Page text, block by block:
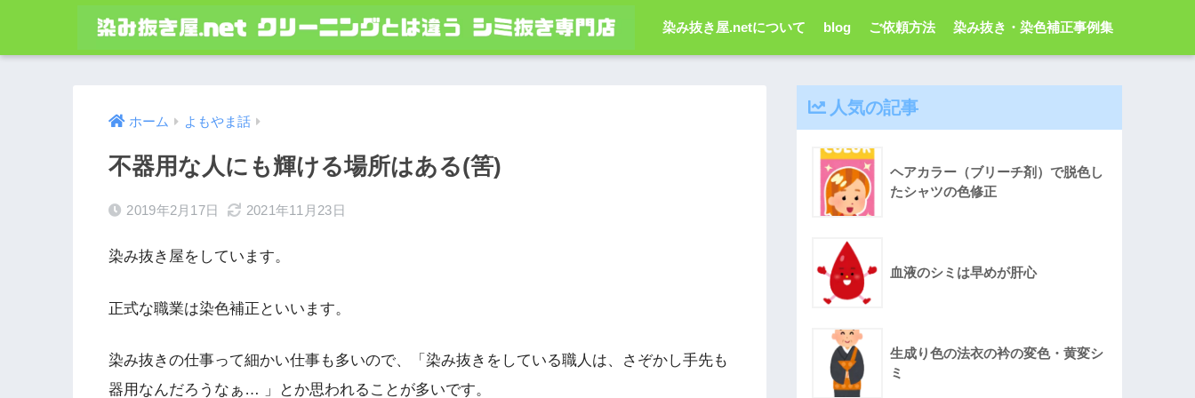
染み抜き屋.netについて blog ご依頼方法 染み抜き・染色補正事例集
ホーム よもやま話
不器用な人にも輝ける場所はある(筈)
2019年2月17日 2021年11月23日
染み抜き屋をしています。
正式な職業は染色補正といいます。
染み抜きの仕事って細かい仕事も多いので、「染み抜きをしている職人は、さぞかし手先も
器用なんだろうなぁ… 」とか思われることが多いです。
人気の記事
ヘアカラー（ブリーチ剤）で脱色し
たシャツの色修正
血液のシミは早めが肝心
生成り色の法衣の衿の変色・黄変シ
ミ